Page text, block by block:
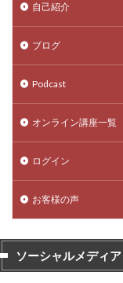
自己紹介
ブログ
Podcast
オンライン講座一覧
ログイン
お客様の声
ソーシャルメディア